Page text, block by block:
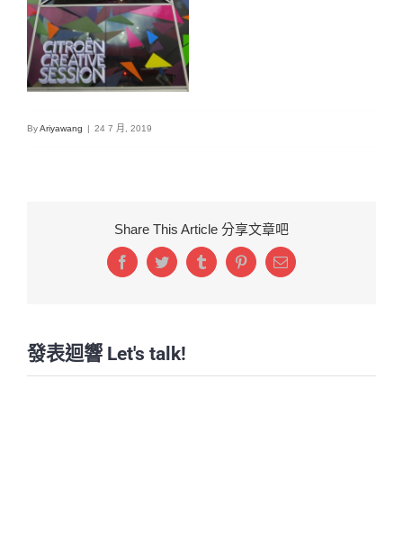
ByAriyawang | 24 7 月, 2019
Share This Article 分享文章吧
FacebookTwitterTumblrPinterestEmail:
發表迴響 Let's talk!